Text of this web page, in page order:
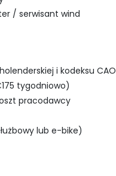
/ serwisant wind
i kodeksu CAO
tygodniowo)
pracodawcy
lub e-bike)